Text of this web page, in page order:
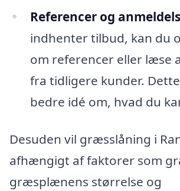
Referencer og
indhenter tilbud, kan du
om referencer eller læse
fra tidligere kunder.
bedre idé om, hvad du
Desuden vil græsslåning i
afhængigt af faktorer som
græsplænens størrelse og